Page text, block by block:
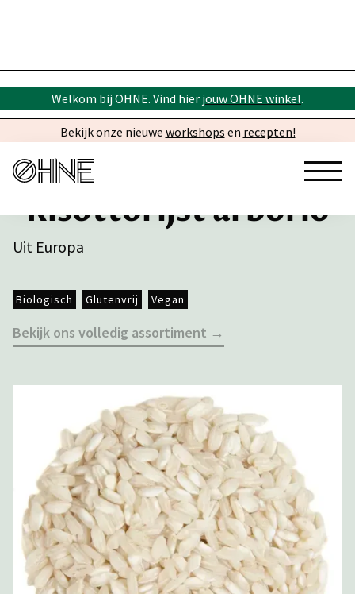
Welkom bij OHNE. Vind hier jouw OHNE winkel.
Bekijk onze nieuwe workshops en recepten!
Risottorijst arborio
Uit Europa
Biologisch Glutenvrij Vegan
Bekijk ons volledig assortiment →